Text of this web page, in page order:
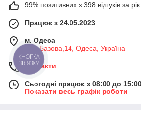
99% позитивних з 398 відгуків за рік
Працює з 24.05.2023
м. Одеса
вул. Базова,14, Одеса, Україна
Контакти
Сьогодні працює з 08:00 до 15:00
Показати весь графік роботи
КНОПКА
ЗВ'ЯЗКУ